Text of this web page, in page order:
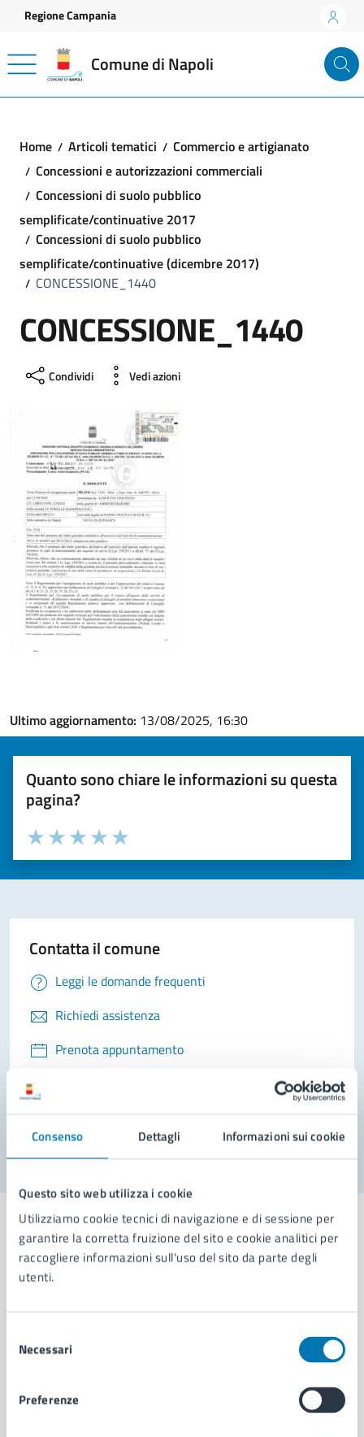
Consenso Dettagli Informazioni sui cookie
Questo sito web utilizza i cookie
Utilizziamo cookie tecnici di navigazione e di sessione per
garantire la corretta fruizione del sito e cookie analitici per
raccogliere informazioni sull'uso del sito da parte degli
utenti.
delNecessari
Preferenze
Vai ai contenuti
Vai al footer
Regione Campania
Comune di Napoli
Home Articoli tematici
Commercio e artigianato
Concessioni e autorizzazioni commerciali
Concessioni di suolo pubblico
semplificate/continuative 2017
Concessioni di suolo pubblico
semplificate/continuative (dicembre 2017)
CONCESSIONE_1440
CONCESSIONE_1440
Condividi Vedi azioni
Ultimo aggiornamento: 13/08/2025, 16:30
Quanto sono chiare le informazioni su questa
pagina?
Valuta la chiarezza delle informazioni (da 1 a 5 stelle)
Seleziona il numero di stelle per valutare la chiarezza delle
Valuta 5 stelle su 5
Valuta 4 stelle su 5
Valuta 3 stelle su 5
Valuta 2 stelle su 5
Valuta 1 stelle su 5
Contatta il comune
Leggi le domande frequenti
Richiedi assistenza
Prenota appuntamento
Problemi in città
Aree amministrative
Municipalità